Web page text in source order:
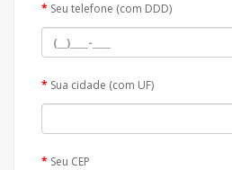
Seu telefone (com DDD)
Sua cidade (com UF)
Seu CEP